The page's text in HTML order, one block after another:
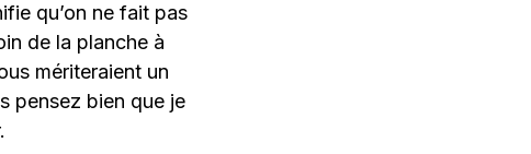
qu’on ne fait pas
de la planche à
mériteraient un
pensez bien que je